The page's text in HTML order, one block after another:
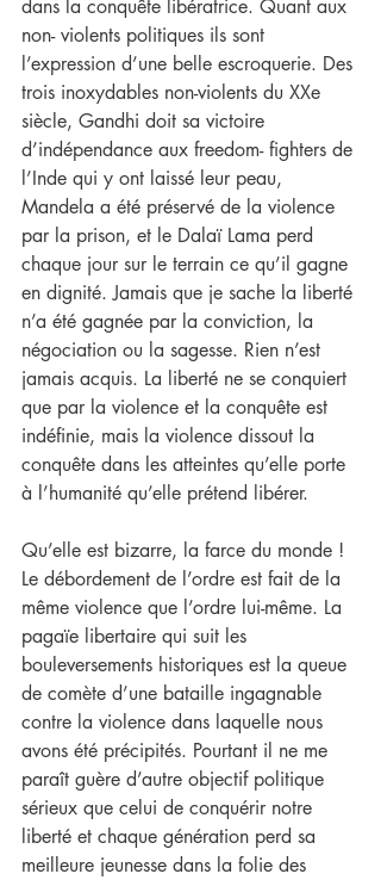
dans la conquête libératrice. Quant aux
non- violents politiques ils sont
l’expression d’une belle escroquerie. Des
trois inoxydables non-violents du XXe
siècle, Gandhi doit sa victoire
d’indépendance aux freedom- fighters de
l’Inde qui y ont laissé leur peau,
Mandela a été préservé de la violence
par la prison, et le Dalaï Lama perd
chaque jour sur le terrain ce qu’il gagne
en dignité. Jamais que je sache la liberté
n’a été gagnée par la conviction, la
négociation ou la sagesse. Rien n’est
jamais acquis. La liberté ne se conquiert
que par la violence et la conquête est
indéfinie, mais la violence dissout la
conquête dans les atteintes qu’elle porte
à l’humanité qu’elle prétend libérer.
Qu’elle est bizarre, la farce du monde !
Le débordement de l’ordre est fait de la
même violence que l’ordre lui-même. La
pagaïe libertaire qui suit les
bouleversements historiques est la queue
de comète d’une bataille ingagnable
contre la violence dans laquelle nous
avons été précipités. Pourtant il ne me
paraît guère d’autre objectif politique
sérieux que celui de conquérir notre
liberté et chaque génération perd sa
meilleure jeunesse dans la folie des